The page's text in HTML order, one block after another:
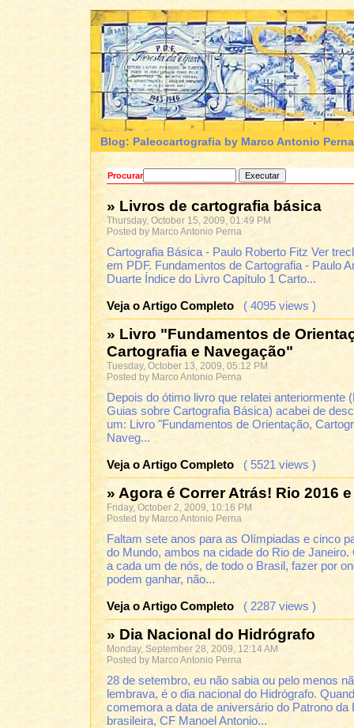
Blog: Paleocartografia by Marco Antonio Perna
Procurar
» Livros de cartografia básica
Thursday, October 15, 2009, 01:49 PM
Posted by Marco Antonio Perna
Cartografia Básica - Paulo Roberto Fitz Ver
em PDF. Fundamentos de Cartografia - Paulo
Duarte Índice do Livro Capítulo 1 Carto...
Veja o Artigo Completo ( 4095 views )
» Livro "Fundamentos de
Cartografia e Navegação"
Tuesday, October 13, 2009, 05:12 PM
Posted by Marco Antonio Perna
Depois do ótimo livro que relatei anteriormente
Guias sobre Cartografia Básica) acabei de
um: Livro "Fundamentos de Orientação,
Naveg...
Veja o Artigo Completo ( 5521 views )
» Agora é Correr Atrás! Rio 2016
Friday, October 2, 2009, 10:16 PM
Posted by Marco Antonio Perna
Faltam sete anos para as Olímpiadas e cinco
do Mundo, ambos na cidade do Rio de Janeiro.
a cada um de nós, de todo o Brasil, fazer por
podem ganhar, não...
Veja o Artigo Completo ( 2287 views )
» Dia Nacional do Hidrógrafo
Monday, September 28, 2009, 12:14 AM
Posted by Marco Antonio Perna
28 de setembro, eu não sabia ou pelo menos
lembrava, é o dia nacional do Hidrógrafo.
comemora a data de aniversário do Patrono da
brasileira, CF Manoel Antonio...